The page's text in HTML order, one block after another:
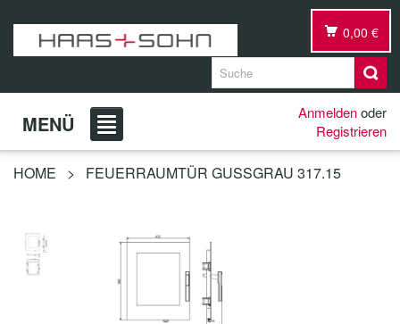
0,00 €
MENÜ Anmeldenoder
Registrieren
HOME > FEUERRAUMTÜR GUSSGRAU 317.15